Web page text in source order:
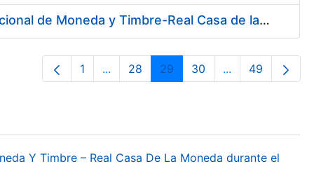
Contratación de Servicio de Telecomunicaciones en la Fábrica Nacional de Moneda y Timbre-Real Casa de la Moneda
Página
1 ...Páginas intermedias Use TAB para
Página
28 Página
29 Página
30 ...PáginasPágina
49
Y Timbre – Real Casa De La Moneda durante el